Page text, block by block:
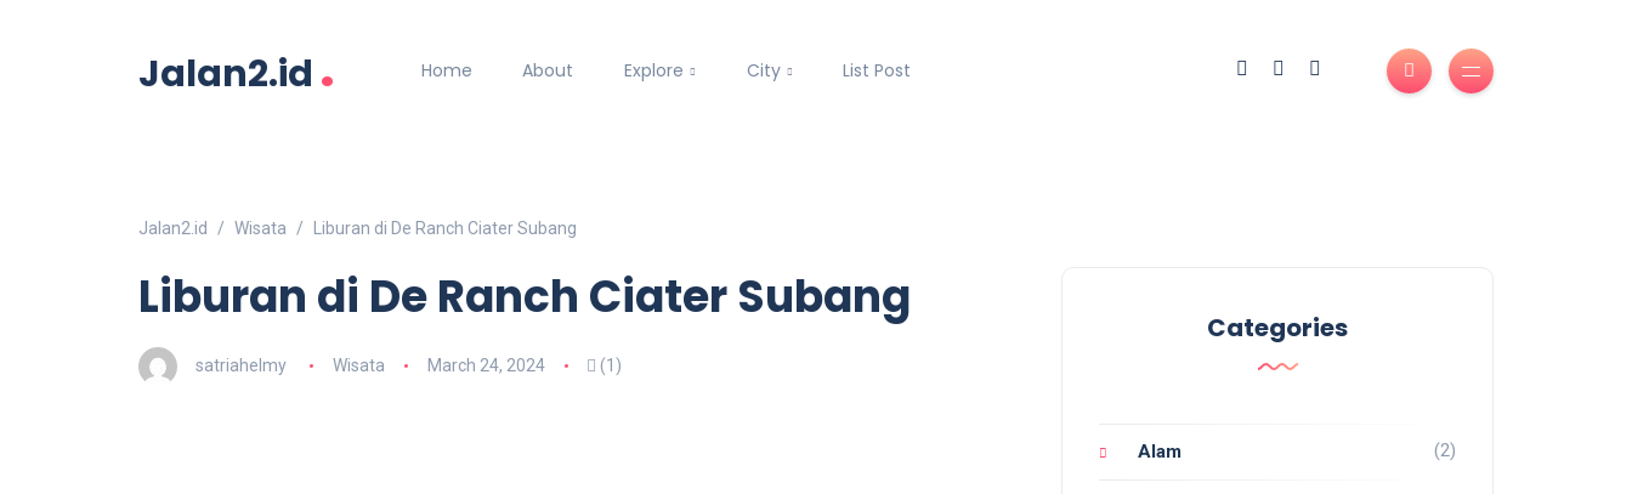
Jalan2.id . Home About Explore City List Post
Jalan2.id Wisata Liburan di De Ranch Ciater Subang
Liburan di De Ranch Ciater Subang
satriahelmy Wisata March 24, 2024 (1)
Categories
Alam (2)